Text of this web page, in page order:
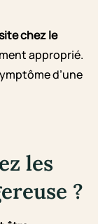
chez le
approprié.
d’une
les
?